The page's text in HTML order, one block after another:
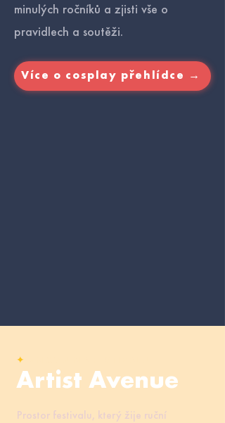
minulých ročníků a zjisti vše o
pravidlech a soutěži.
Více o cosplay přehlídce →
✦
Artist Avenue